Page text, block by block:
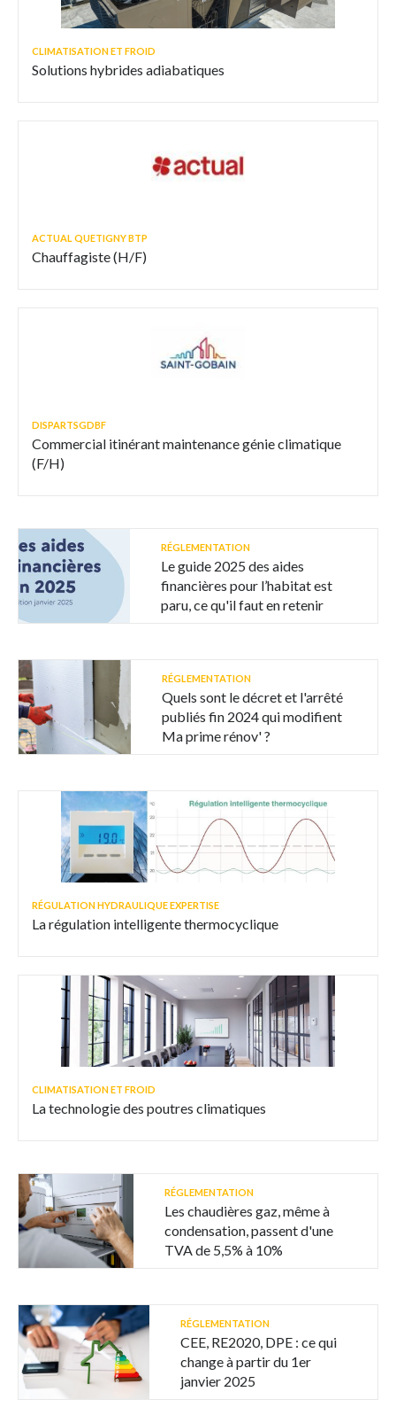
CLIMATISATION ET FROID
Solutions hybrides adiabatiques
ACTUAL QUETIGNY BTP
Chauffagiste (H/F)
DISPARTSGDBF
Commercial itinérant maintenance génie climatique
(F/H)
RÉGLEMENTATION
Le guide 2025 des aides
financières pour l’habitat est
paru, ce qu'il faut en retenir
RÉGLEMENTATION
Quels sont le décret et l'arrêté
publiés fin 2024 qui modifient
Ma prime rénov' ?
RÉGULATION HYDRAULIQUE EXPERTISE
La régulation intelligente thermocyclique
CLIMATISATION ET FROID
La technologie des poutres climatiques
RÉGLEMENTATION
Les chaudières gaz, même à
condensation, passent d'une
TVA de 5,5% à 10%
RÉGLEMENTATION
CEE, RE2020, DPE : ce qui
change à partir du 1er
janvier 2025